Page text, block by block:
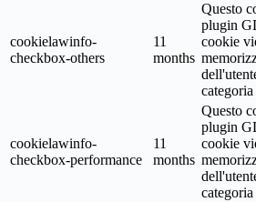
cookielawinfo-
checkbox-others
11
months
Questo
plugin
cookie
cookielawinfo-
checkbox-performance
11
months
Questo
plugin
cookie